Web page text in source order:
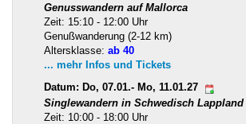
Genusswandern auf Mallorca
Zeit: 15:10 - 12:00 Uhr
Genußwanderung (2-12 km)
Altersklasse: ab 40
... mehr Infos und Tickets
Datum: Do, 07.01.- Mo, 11.01.27
Singlewandern in Schwedisch Lappland
Zeit: 10:00 - 18:00 Uhr